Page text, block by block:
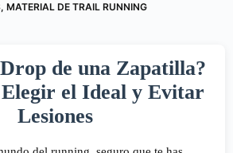
, MATERIAL DE TRAIL RUNNING
de una Zapatilla?
el Ideal y Evitar
Lesiones